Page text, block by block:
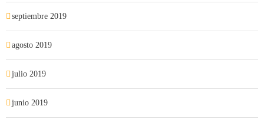
septiembre 2019
agosto 2019
julio 2019
junio 2019